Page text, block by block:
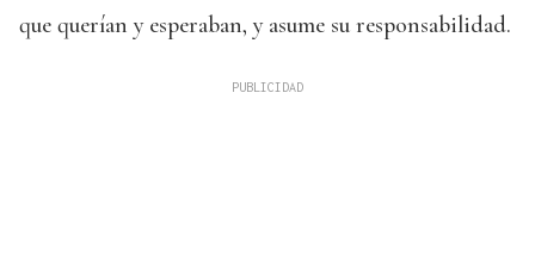
que querían y esperaban, y asume su responsabilidad.